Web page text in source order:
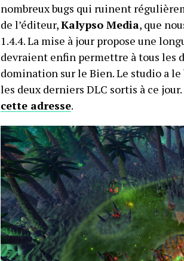
nombreux bugs qui ruinent
de l’éditeur,Kalypso Media, que
1.4.4. La mise à jour propose une
devraient enfin permettre à tous les
domination sur le Bien. Le studio a
les deux derniers DLC sortis à ce
cette adresse.